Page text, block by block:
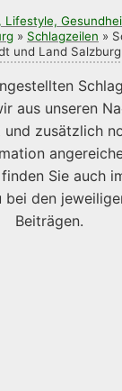
Lifestyle,
» Schlagzeilen »
und Land Salzburg
aus unseren
und zusätzlich
Sie auch
bei den
Beiträgen.